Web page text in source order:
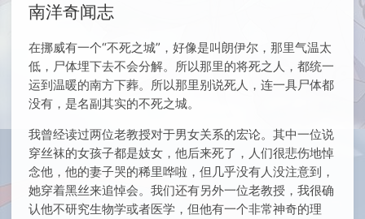
南洋奇闻志
在挪威有一个“不死之城”，好像是叫朗伊尔，那里气温太
低，尸体埋下去不会分解。所以那里的将死之人，都统一
运到温暖的南方下葬。所以那里别说死人，连一具尸体都
没有，是名副其实的不死之城。
我曾经读过两位老教授对于男女关系的宏论。其中一位说
穿丝袜的女孩子都是妓女，他后来死了，人们很悲伤地悼
念他，他的妻子哭的稀里哗啦，但几乎没有人没注意到，
她穿着黑丝来追悼会。我们还有另外一位老教授，我很确
认他不研究生物学或者医学，但他有一个非常神奇的理